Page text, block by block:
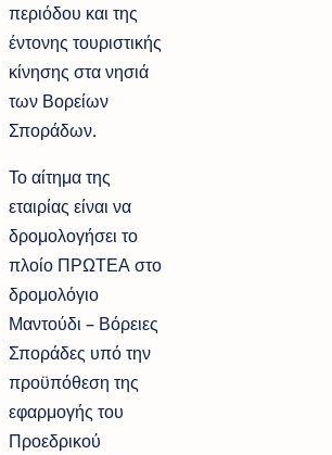
περιόδου και της
έντονης τουριστικής
κίνησης στα νησιά
των Βορείων
Σποράδων.
Το αίτημα της
εταιρίας είναι να
δρομολογήσει το
πλοίο ΠΡΩΤΕΑ στο
δρομολόγιο
Μαντούδι – Βόρειες
Σποράδες υπό την
προϋπόθεση της
εφαρμογής του
Προεδρικού